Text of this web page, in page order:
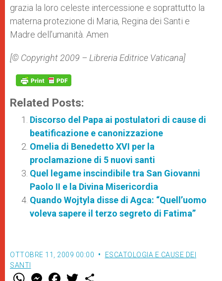
grazia la loro celeste intercessione e soprattutto la
materna protezione di Maria, Regina dei Santi e
Madre dell’umanità. Amen
[© Copyright 2009 – Libreria Editrice Vaticana]
Related Posts:
Discorso del Papa ai postulatori di cause di
beatificazione e canonizzazione
Omelia di Benedetto XVI per la
proclamazione di 5 nuovi santi
Quel legame inscindibile tra San Giovanni
Paolo II e la Divina Misericordia
Quando Wojtyla disse di Agca: “Quell’uomo
voleva sapere il terzo segreto di Fatima”
OTTOBRE 11, 2009 00:00
ESCATOLOGIA E CAUSE DEI
SANTI
W M F